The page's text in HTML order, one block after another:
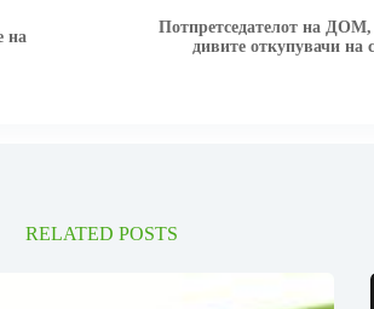
на
Потпретседателот на
дивите откупувачи на
RELATED POSTS